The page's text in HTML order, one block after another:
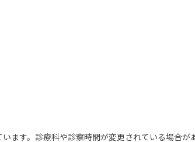
ます。診療科や診察時間が変更されている場合が